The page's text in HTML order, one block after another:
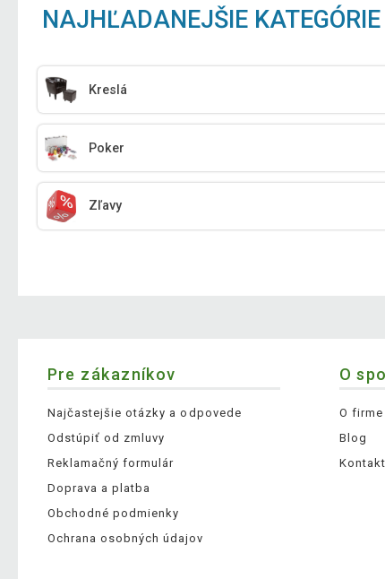
NAJHĽADANEJŠIE KATEGÓRIE
Kreslá
Poker
Zľavy
Pre zákazníkov
Najčastejšie otázky a odpovede
Odstúpiť od zmluvy
Reklamačný formulár
Doprava a platba
Obchodné podmienky
Ochrana osobných údajov
O
O firme
Blog
Kontakt